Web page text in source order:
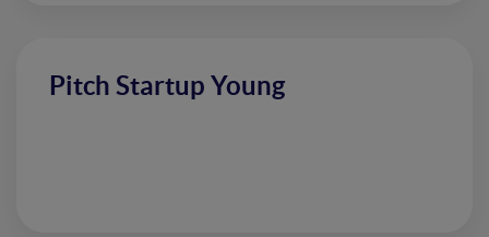
Pitch Startup Young